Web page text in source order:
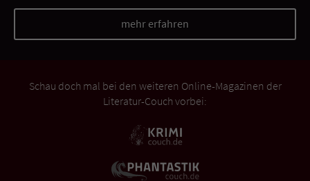
mehr erfahren
Schau doch mal bei den weiteren Online-Magazinen der
Literatur-Couch vorbei: